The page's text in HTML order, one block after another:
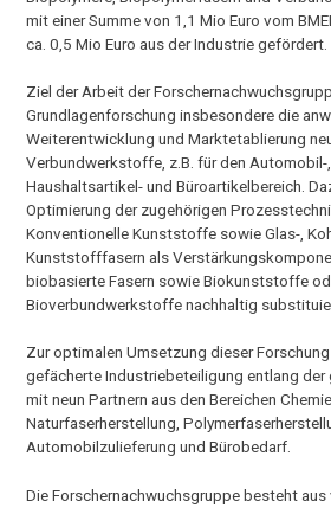
mit einer Summe von 1,1 Mio Euro vom
ca. 0,5 Mio Euro aus der Industrie gefördert.
Ziel der Arbeit der
Grundlagenforschung insbesondere die
Weiterentwicklung und Marktetablierung
Verbundwerkstoffe, z.B. für den Automobil-
Haushaltsartikel- und Büroartikelbereich.
Optimierung der zugehörigen
Konventionelle Kunststoffe sowie Glas-,
Kunststofffasern als
biobasierte Fasern sowie Biokunststoffe
Bioverbundwerkstoffe nachhaltig
Zur optimalen Umsetzung dieser
gefächerte Industriebeteiligung entlang
mit neun Partnern aus den Bereichen
Naturfaserherstellung,
Automobilzulieferung und Bürobedarf.
Die Forschernachwuchsgruppe besteht